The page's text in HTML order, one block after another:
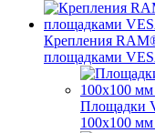
Крепления
площадками
Площадки
100x100